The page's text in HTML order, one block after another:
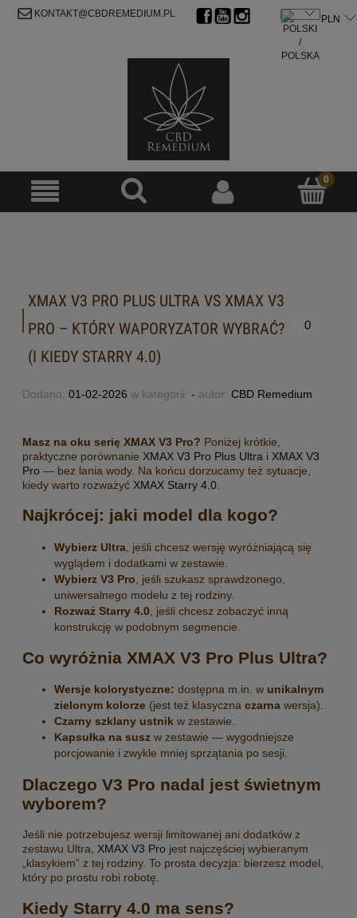
KONTAKT@CBDREMEDIUM.PL
XMAX V3 PRO PLUS ULTRA VS XMAX V3
PRO – KTÓRY WAPORYZATOR WYBRAĆ?
(I KIEDY STARRY 4.0)
0
Dodano: 01-02-2026 w kategorii: - autor: CBD Remedium
Masz na oku serię XMAX V3 Pro? Poniżej krótkie,
praktyczne porównanie XMAX V3 Pro Plus Ultra i XMAX V3
Pro — bez lania wody. Na końcu dorzucamy też sytuacje,
kiedy warto rozważyć XMAX Starry 4.0
Najkrócej: jaki model dla kogo?
Wybierz Ultra , jeśli chcesz wersję wyróżniającą się
wyglądem i dodatkami w zestawie.
Wybierz V3 Pro , jeśli szukasz sprawdzonego,
uniwersalnego modelu z tej rodziny.
Rozważ Starry 4.0 , jeśli chcesz zobaczyć inną
konstrukcję w podobnym segmencie.
Co wyróżnia XMAX V3 Pro Plus Ultra?
Wersje kolorystyczne: dostępna m.in. w unikalnym
zielonym kolorze (jest też klasyczna czarna wersja).
Czarny szklany ustnik w zestawie.
Kapsułka na susz w zestawie — wygodniejsze
porcjowanie i zwykle mniej sprzątania po sesji.
Dlaczego V3 Pro nadal jest świetnym
wyborem?
Jeśli nie potrzebujesz wersji limitowanej ani dodatków z
zestawu Ultra, XMAX V3 Pro jest najczęściej wybieranym
„klasykiem” z tej rodziny. To prosta decyzja: bierzesz model,
który po prostu robi robotę.
Kiedy Starry 4.0 ma sens?